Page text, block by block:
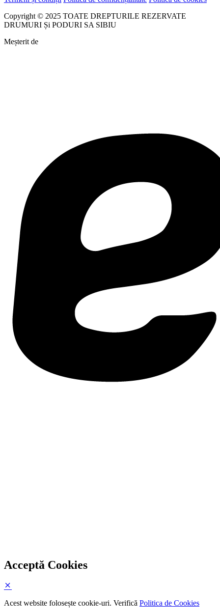
Copyright © 2025 TOATE DREPTURILE REZERVATE
DRUMURI Și PODURI SA SIBIU
Meșterit de
Acceptă Cookies
Acest website folosește cookie-uri. Verifică Politica de Cookies